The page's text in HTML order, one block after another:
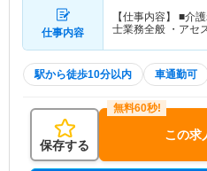
仕事内容
【仕事内容】 ■介
士業務全般 ・アセ
駅から徒歩10分以内 車通勤可
保存する
この求